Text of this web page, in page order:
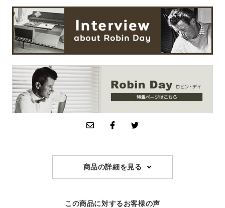
商品の詳細を見る
この商品に対するお客様の声